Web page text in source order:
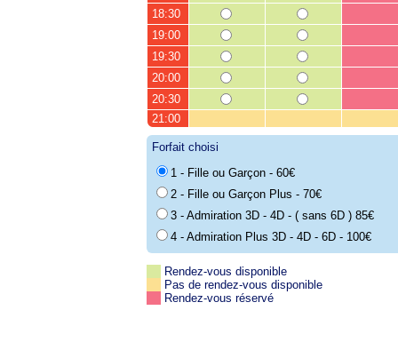
18:30
19:00
19:30
20:00
20:30
21:00
Forfait choisi
1 - Fille ou Garçon - 60€
2 - Fille ou Garçon Plus - 70€
3 - Admiration 3D - 4D - ( sans 6D ) 85€
4 - Admiration Plus 3D - 4D - 6D - 100€
Rendez-vous disponible
Pas de rendez-vous disponible
Rendez-vous réservé